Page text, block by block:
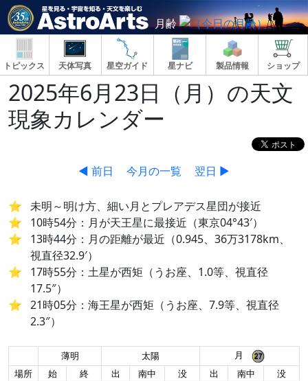
月齢
トピックス 天体写真 星空ガイド 星ナビ 製品情報 ショップ
2025年6月23日（月）の天文
現象カレンダー
◀ 前日 今月の一覧 翌日 ▶
未明～明け方、細い月とプレアデス星団が接近
10時54分：月が天王星に最接近（東京04°43′）
13時44分：月の距離が最近（0.945、36万3178km、
視直径32.9′）
17時55分：土星が西矩（うお座、1.0等、視直径
17.5″）
21時05分：海王星が西矩（うお座、7.9等、視直径
2.3″）
薄明 太陽
月
場所
始 終 出 南中 没 出 南中
没